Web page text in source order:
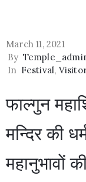
March 11, 2021
By
In Festival‚
फाल्गुन
मन्दिर की
महानुभावों